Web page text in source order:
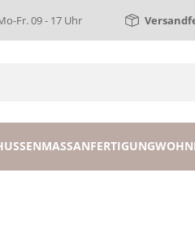
Fr. 09 - 17 Uhr
MASSANFERTIGUNG